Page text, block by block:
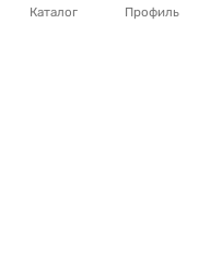
Каталог Профиль